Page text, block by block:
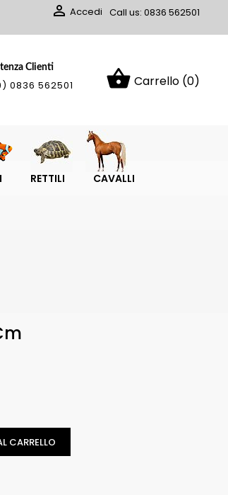
 Accedi Call us: 0836 562501
shopping_basket Carrello (0)
Clienti
0836 562501
RETTILI CAVALLI
CARRELLO